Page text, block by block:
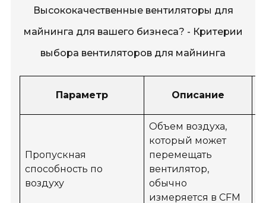
Высококачественные вентиляторы для
майнинга для вашего бизнеса? - Критерии
выбора вентиляторов для майнинга
Параметр Описание
Пропускная
способность по
воздуху
Объем воздуха,
который может
перемещать
вентилятор,
обычно
измеряется в CFM